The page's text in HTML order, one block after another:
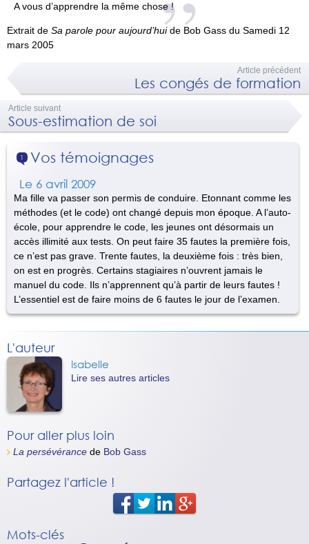
A vous d’apprendre la même chose !
Extrait de Sa parole pour aujourd’huide Bob Gass du Samedi 12
mars 2005
Article précédent
Les congés de formation
Article suivant
Sous-estimation de soi
1 Vos témoignages
Le 6 avril 2009
Ma fille va passer son permis de conduire. Etonnant comme les
méthodes (et le code) ont changé depuis mon époque. A l’auto-
école, pour apprendre le code, les jeunes ont désormais un
accès illimité aux tests. On peut faire 35 fautes la première fois,
ce n’est pas grave. Trente fautes, la deuxième fois : très bien,
on est en progrès. Certains stagiaires n’ouvrent jamais le
manuel du code. Ils n’apprennent qu’à partir de leurs fautes !
L’essentiel est de faire moins de 6 fautes le jour de l’examen.
L'auteur
Isabelle
Lire ses autres articles
Pour aller plus loin
La persévérance de Bob Gass
Partagez l'article !
Mots-clés